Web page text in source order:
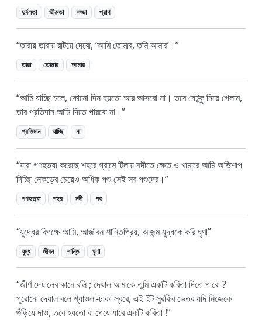
দুর্বলতা ভীরুতা লজ্জা প্রাণ
তারায় তারায় রটিয়ে দেবো, ‘আমি তোমার, তমি আমার’।
তারা তোমার আমার
আমি যাচ্ছি চলে, কোনো দিন হয়তো আর আসবো না। তবে যেটুকু নিয়ে গেলাম,
তার প্রতিদান আমি দিতে পারবো না।
প্রতিদান যাচ্ছি না
যারা গণহত্যা করেছে শহরে গ্রামে টিলায় নদীতে ক্ষেত ও খামারে আমি অভিশাপ
দিচ্ছি নেকড়ের চেয়েও অধিক পশু সেই সব পশুদের।
গণহত্যা শহর নদী পশু
যুদ্ধের বিপক্ষে আমি, আজীবন শান্তিপ্রিয়, আজন্ম যুদ্ধকে করি ঘৃণা
যুদ্ধ জীবন শান্তি ঘৃণা
জীর্ণ দেয়ালের কানে বলি ; দেয়াল আমাকে তুমি একটি কবিতা দিতে পারো ?
পুরোনো দেয়াল বলে শ্যাওলা-ঢাকা স্বরে, এই ইঁট সুরকির ভেতর যদি নিজেকে
গুঁড়িয়ে দাও, তবে হয়তো বা পেয়ে যাবে একটি কবিতা !